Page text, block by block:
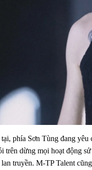
phía Sơn Tùng đang yêu
trên dừng mọi hoạt động
lan truyền. M-TP Talent